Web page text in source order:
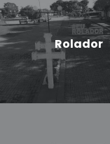
Rolador